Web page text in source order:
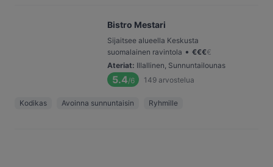
Bistro Mestari
Sijaitsee alueella Keskusta
suomalainen ravintola • €€€€
Ateriat: Illallinen, Sunnuntailounas
5.4/6 149 arvostelua
Kodikas Avoinna sunnuntaisin Ryhmille